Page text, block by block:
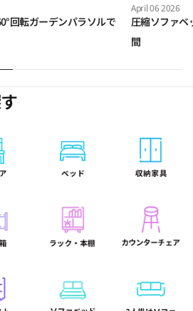
回転ガーデンパラソルで
April 06 2026
圧縮ソファベ
間